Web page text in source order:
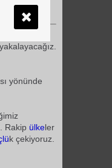
yönünde
Rakip ülkeler
k çekiyoruz.